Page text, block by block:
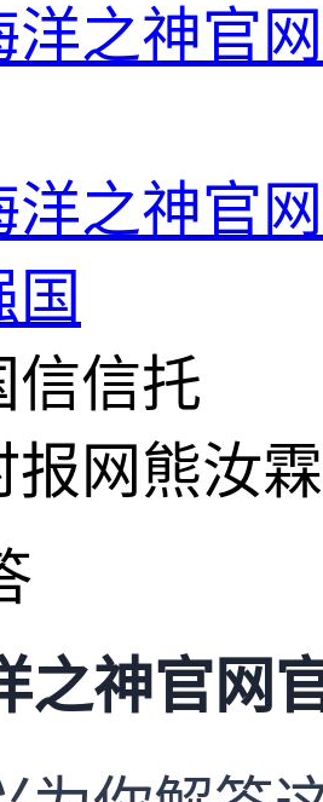
洋之神官
洋之神官
国
信信托
报网熊汝霖
之神官网